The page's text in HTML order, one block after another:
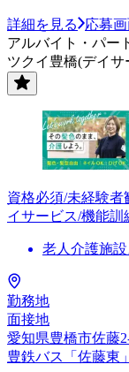
詳細を見る
応募
アルバイト・パー
ツクイ豊橋(デイサ
資格必須/未経験
イサービス/機能訓
老人介護施
勤務地
面接地
愛知県豊橋市佐藤
豊鉄バス「佐藤東